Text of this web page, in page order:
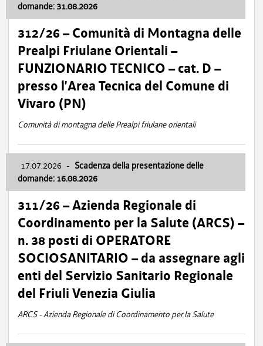
domande: 31.08.2026
312/26 – Comunità di Montagna delle
Prealpi Friulane Orientali –
FUNZIONARIO TECNICO – cat. D –
presso l’Area Tecnica del Comune di
Vivaro (PN)
Comunità di montagna delle Prealpi friulane orientali
17.07.2026 - Scadenza della presentazione delle
domande: 16.08.2026
311/26 – Azienda Regionale di
Coordinamento per la Salute (ARCS) –
n. 38 posti di OPERATORE
SOCIOSANITARIO – da assegnare agli
enti del Servizio Sanitario Regionale
del Friuli Venezia Giulia
ARCS - Azienda Regionale di Coordinamento per la Salute